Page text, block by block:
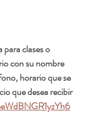
clases o
con su nombre
horario que se
que desea recibir